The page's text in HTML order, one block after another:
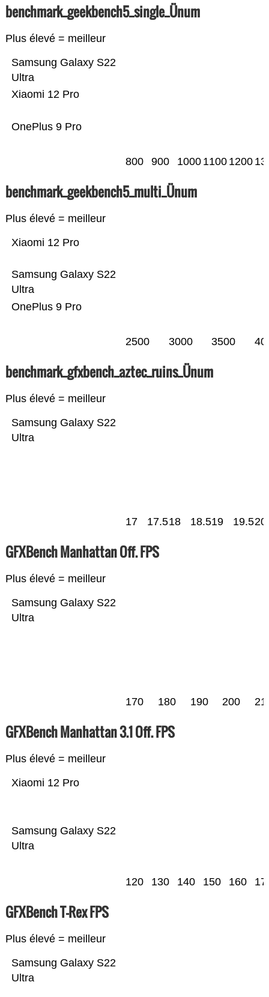
benchmark_geekbench5_single_Ünum
Plus élevé = meilleur
OnePlus 9 Pro
Xiaomi 12 Pro
Samsung Galaxy S22
Ultra
800 900 1000 1100 1200
benchmark_geekbench5_multi_Ünum
Plus élevé = meilleur
OnePlus 9 Pro
Samsung Galaxy S22
Ultra
Xiaomi 12 Pro
2500 3000 3500
benchmark_gfxbench_aztec_ruins_Ünum
Plus élevé = meilleur
Samsung Galaxy S22
Ultra
17 17.518 18.519 19.520
GFXBench Manhattan Off. FPS
Plus élevé = meilleur
Samsung Galaxy S22
Ultra
170 180 190 200
GFXBench Manhattan 3.1 Off. FPS
Plus élevé = meilleur
Samsung Galaxy S22
Ultra
Xiaomi 12 Pro
120 130 140 150 160
GFXBench T-Rex FPS
Plus élevé = meilleur
Samsung Galaxy S22
Ultra